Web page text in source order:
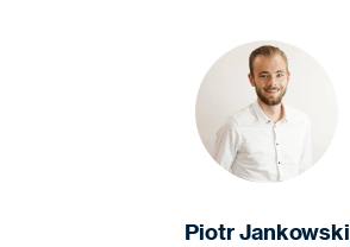
Piotr Jankowski